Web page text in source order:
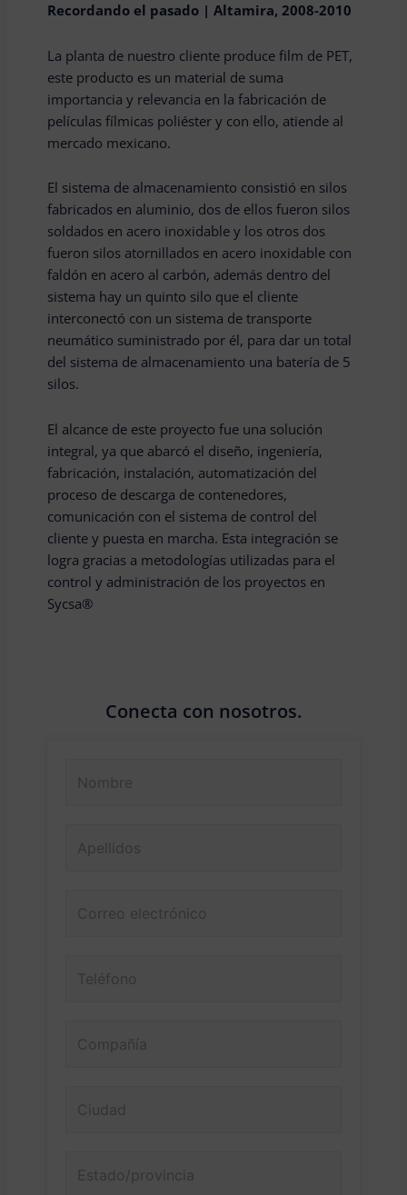
Recordando el pasado | Altamira, 2008-2010
La planta de nuestro cliente produce film de PET,
este producto es un material de suma
importancia y relevancia en la fabricación de
películas fílmicas poliéster y con ello, atiende al
mercado mexicano.
El sistema de almacenamiento consistió en silos
fabricados en aluminio, dos de ellos fueron silos
soldados en acero inoxidable y los otros dos
fueron silos atornillados en acero inoxidable con
faldón en acero al carbón, además dentro del
sistema hay un quinto silo que el cliente
interconectó con un sistema de transporte
neumático suministrado por él, para dar un total
del sistema de almacenamiento una batería de 5
silos.
El alcance de este proyecto fue una solución
integral, ya que abarcó el diseño, ingeniería,
fabricación, instalación, automatización del
proceso de descarga de contenedores,
comunicación con el sistema de control del
cliente y puesta en marcha. Esta integración se
logra gracias a metodologías utilizadas para el
control y administración de los proyectos en
Sycsa®
Conecta con nosotros.